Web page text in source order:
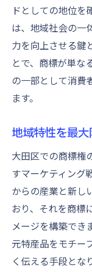
ドとしての地位を
は、地域社会の一
力を向上させる鍵
とで、商標が単な
の一部として消費
ます。
地域特性を最
大田区での商標権
すマーケティング
からの産業と新し
おり、それを商標
メージを構築でき
元特産品をモチー
く伝える手段とな